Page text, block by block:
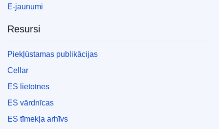
E-jaunumi
Resursi
Piekļūstamas publikācijas
Cellar
ES lietotnes
ES vārdnīcas
ES tīmekļa arhīvs